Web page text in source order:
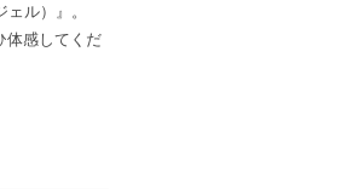
ル）』。
体感してくだ